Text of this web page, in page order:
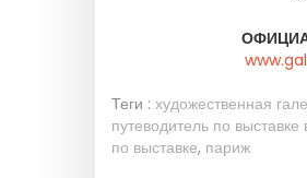
Теги : художественная
путеводитель по
по выставке, париж